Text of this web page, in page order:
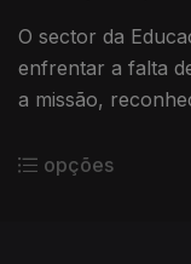
O sector da
enfrentar a falta
a missão,
opções